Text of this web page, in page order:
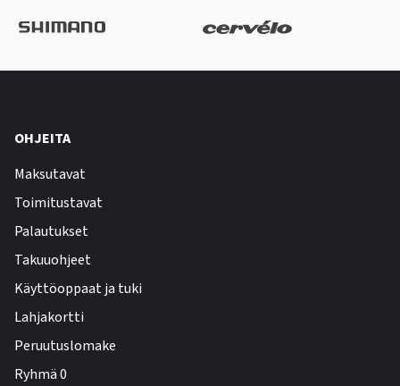
OHJEITA
Maksutavat
Toimitustavat
Palautukset
Takuuohjeet
Käyttöoppaat ja tuki
Lahjakortti
Peruutuslomake
Ryhmä 0